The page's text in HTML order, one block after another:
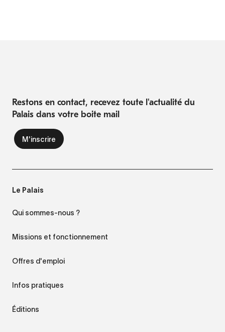
Restons en contact, recevez toute l'actualité du
Palais dans votre boite mail
Le Palais
Qui sommes-nous ?
Missions et fonctionnement
Offres d'emploi
Infos pratiques
Éditions